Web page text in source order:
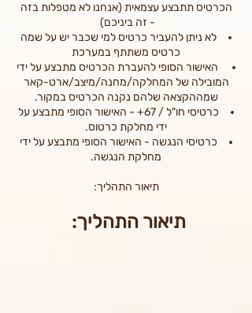
הכרטיס תתבצע עצמאית (אנחנו לא מטפלות בזה
- זה ביניכם)
לא ניתן להעביר כרטיס למי שכבר יש על שמה
כרטיס משתתף במערכת
האישור הסופי להעברת הכרטיס מתבצע על ידי
המובילה של המחלקה/מחנה/מיצב/ארט-קאר
שמההקצאה שלהם נקנה הכרטיס במקור.
כרטיסי חו"ל / 67+ - האישור הסופי מתבצע על
ידי מחלקת כרטוס.
כרטיסי הנגשה - האישור הסופי מתבצע על ידי
מחלקת הנגשה.
תיאור התהליך:
:תיאור התהליך